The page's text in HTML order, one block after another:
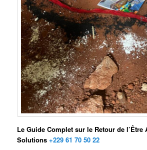
Le Guide Complet sur le Retour de l’Être
Solutions+229 61 70 50 22